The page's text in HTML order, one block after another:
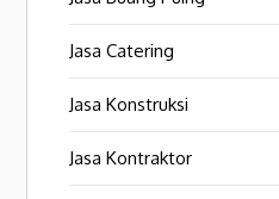
Jasa Catering
Jasa Konstruksi
Jasa Kontraktor